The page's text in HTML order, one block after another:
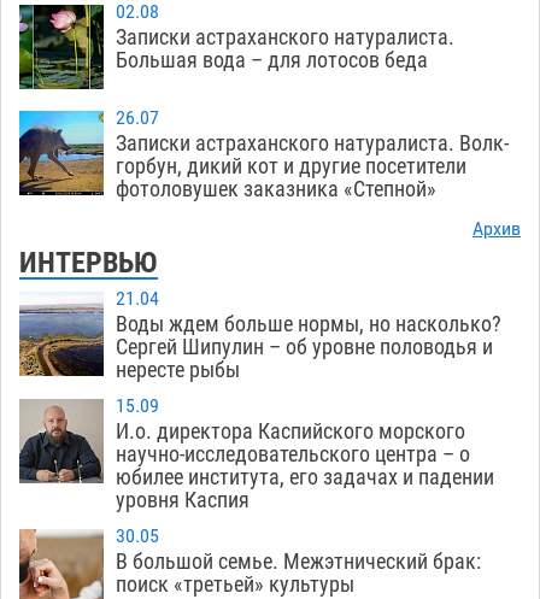
02.08
Записки астраханского натуралиста.
Большая вода – для лотосов беда
26.07
Записки астраханского натуралиста. Волк-
горбун, дикий кот и другие посетители
фотоловушек заказника «Степной»
Архив
ИНТЕРВЬЮ
21.04
Воды ждем больше нормы, но насколько?
Сергей Шипулин – об уровне половодья и
нересте рыбы
15.09
И.о. директора Каспийского морского
научно-исследовательского центра – о
юбилее института, его задачах и падении
уровня Каспия
30.05
В большой семье. Межэтнический брак:
поиск «третьей» культуры